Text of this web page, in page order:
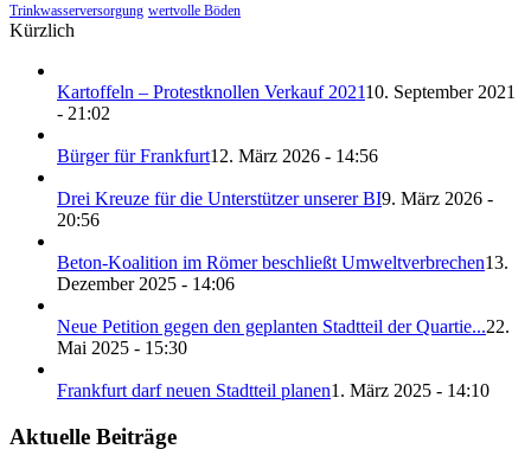
Trinkwasserversorgung wertvolle Böden
Kürzlich
Kartoffeln – Protestknollen Verkauf 202110. September 2021
- 21:02
Bürger für Frankfurt12. März 2026 - 14:56
Drei Kreuze für die Unterstützer unserer BI9. März 2026 -
20:56
Beton-Koalition im Römer beschließt Umweltverbrechen13.
Dezember 2025 - 14:06
Neue Petition gegen den geplanten Stadtteil der Quartie...22.
Mai 2025 - 15:30
Frankfurt darf neuen Stadtteil planen1. März 2025 - 14:10
Aktuelle Beiträge